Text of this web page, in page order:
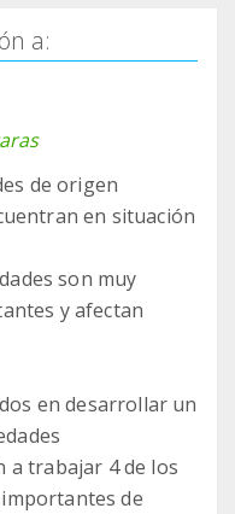
a:
de origen
en situación
son muy
y afectan
en desarrollar un
a trabajar 4 de los
de